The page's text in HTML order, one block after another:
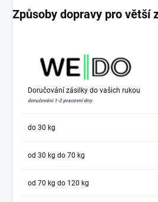
Způsoby dopravy pro větší
Doručování zásilky do vašich rukou
doručování 1-2 pracovní dny
do 30 kg
od 30 kg do 70 kg
od 70 kg do 120 kg